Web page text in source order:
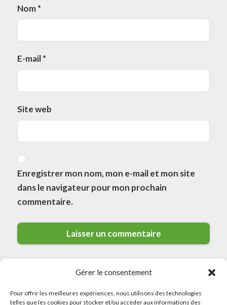
Gérer le consentement
Pour offrir les meilleures expériences, nous utilisons des technologies
telles que les cookies pour stocker et/ou accéder aux informations des
Nom*
E-mail*
Site web
Enregistrer mon nom, mon e-mail et mon site
dans le navigateur pour mon prochain
commentaire.